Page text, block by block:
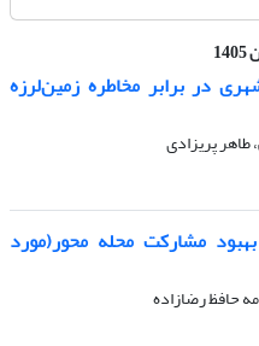
در برابر مخاطره زمین‌لرزه
پریزادی
مشارکت محله محور(مورد
حافظ رضازاده